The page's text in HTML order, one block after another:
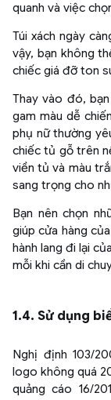
quanh và việc
Túi xách ngày
vậy, bạn không
chiếc giá đỡ ton
Thay vào đó,
gam màu dễ
phụ nữ thường
chiếc tủ gỗ trên
viền tủ và màu
sang trọng cho
Bạn nên chọn
giúp cửa hàng
hành lang đi lại
mỗi khi cần di
1.4. Sử dụng
Nghị định 103/
logo không quá
quảng cáo 16/